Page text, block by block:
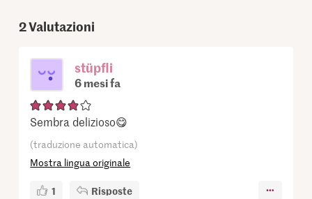
2Valutazioni
stüpfli
6 mesi fa
Sembra delizioso😋
(traduzione automatica)
Mostra lingua originale
1 Risposte